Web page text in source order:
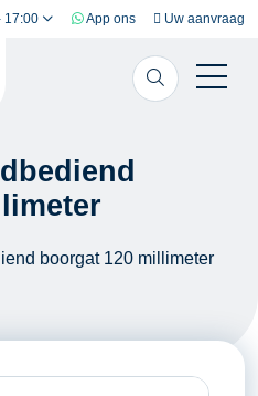
17:00 App ons Uw aanvraag
boorgat 120 millimeter